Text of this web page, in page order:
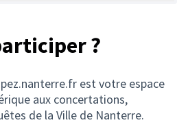
?
est votre espace
aux concertations,
de la Ville de Nanterre.